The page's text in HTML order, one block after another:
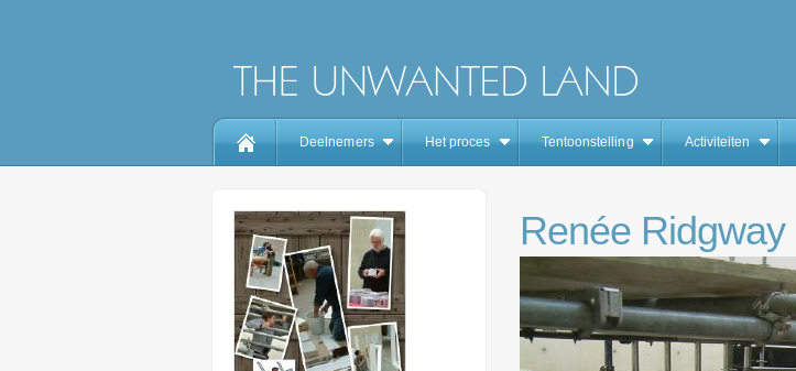
Deelnemers Het proces Tentoonstelling Activiteiten
Renée Ridgway